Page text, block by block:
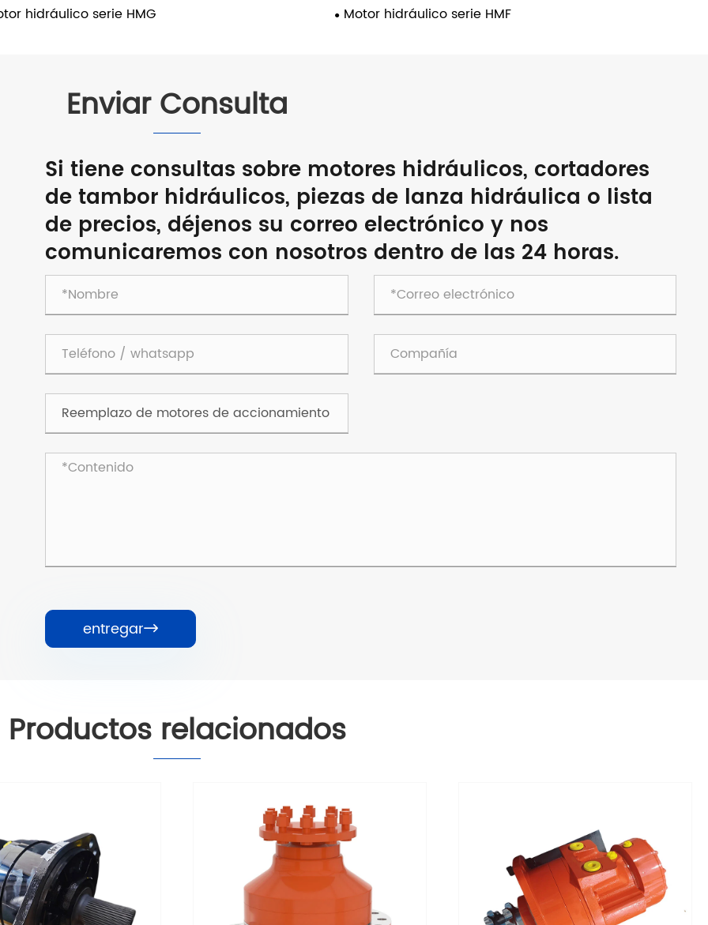
hidráulico serie HMG
Motor hidráulico serie HMF
Enviar Consulta
Si tiene consultas sobre motores hidráulicos, cortadores
de tambor hidráulicos, piezas de lanza hidráulica o lista
de precios, déjenos su correo electrónico y nos
comunicaremos con nosotros dentro de las 24 horas.
entregar
Productos relacionados